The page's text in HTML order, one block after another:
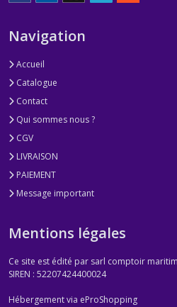
Navigation
Accueil
Catalogue
Contact
Qui sommes nous ?
CGV
LIVRAISON
PAIEMENT
Message important
Mentions légales
Ce site est édité par sarl comptoir
SIREN : 52207424400024
Hébergement via eProShopping